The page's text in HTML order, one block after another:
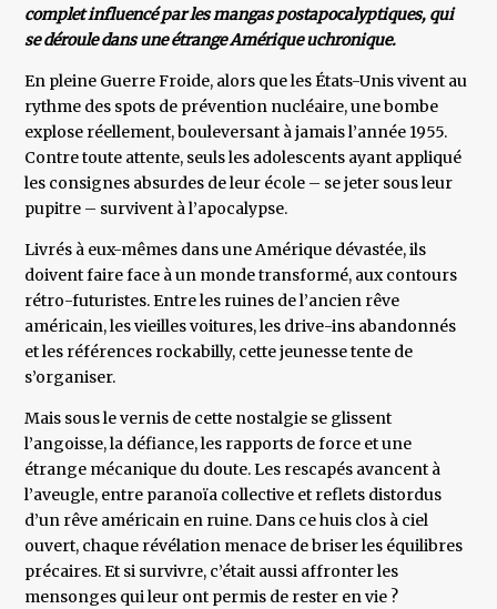
complet influencé par les mangas postapocalyptiques, qui
se déroule dans une étrange Amérique uchronique.
En pleine Guerre Froide, alors que les États-Unis vivent au
rythme des spots de prévention nucléaire, une bombe
explose réellement, bouleversant à jamais l’année 1955.
Contre toute attente, seuls les adolescents ayant appliqué
les consignes absurdes de leur école – se jeter sous leur
pupitre – survivent à l’apocalypse.
Livrés à eux-mêmes dans une Amérique dévastée, ils
doivent faire face à un monde transformé, aux contours
rétro-futuristes. Entre les ruines de l’ancien rêve
américain, les vieilles voitures, les drive-ins abandonnés
et les références rockabilly, cette jeunesse tente de
s’organiser.
Mais sous le vernis de cette nostalgie se glissent
l’angoisse, la défiance, les rapports de force et une
étrange mécanique du doute. Les rescapés avancent à
l’aveugle, entre paranoïa collective et reflets distordus
d’un rêve américain en ruine. Dans ce huis clos à ciel
ouvert, chaque révélation menace de briser les équilibres
précaires. Et si survivre, c’était aussi affronter les
mensonges qui leur ont permis de rester en vie ?